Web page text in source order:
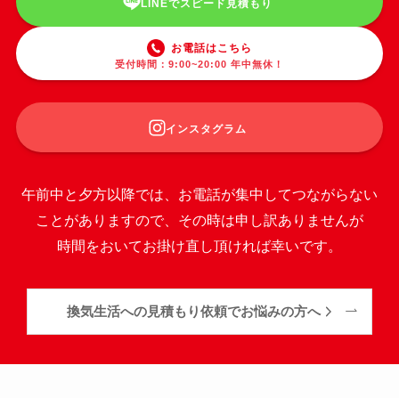
LINEでスピード見積もり
お電話はこちら
受付時間：9:00~20:00 年中無休！
インスタグラム
午前中と夕方以降では、お電話が集中してつながらない
ことがありますので、その時は申し訳ありませんが
時間をおいてお掛け直し頂ければ幸いです。
換気生活への見積もり依頼でお悩みの方へ